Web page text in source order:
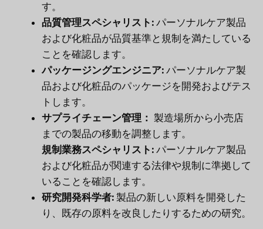
す。
品質管理スペシャリスト: パーソナルケア製品
および化粧品が品質基準と規制を満たしている
ことを確認します。
パッケージングエンジニア: パーソナルケア製
品および化粧品のパッケージを開発およびテス
トします。
サプライチェーン管理： 製造場所から小売店
までの製品の移動を調整します。
規制業務スペシャリスト: パーソナルケア製品
および化粧品が関連する法律や規制に準拠して
いることを確認します。
研究開発科学者: 製品の新しい原料を開発した
り、既存の原料を改良したりするための研究。